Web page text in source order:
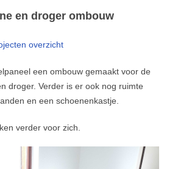
en droger ombouw
overzicht
een ombouw gemaakt voor de
droger. Verder is er ook nog ruimte
en een schoenenkastje.
verder voor zich.